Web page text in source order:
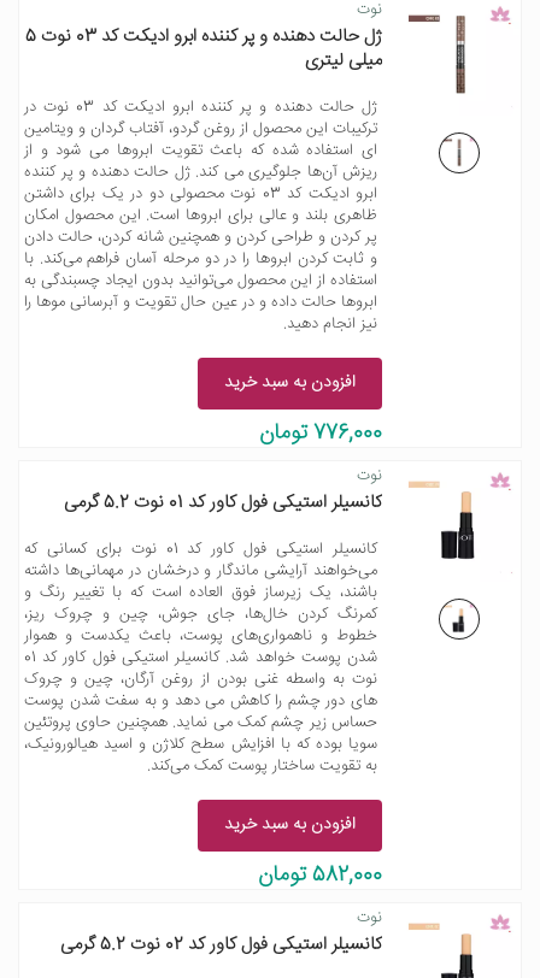
نوت
ژل حالت دهنده و پر کننده ابرو ادیکت کد 03 نوت 5
میلی لیتری
ژل حالت دهنده و پر کننده ابرو ادیکت کد 03 نوت در
ترکیبات این محصول از روغن گردو، آفتاب گردان و ویتامین
ای استفاده شده که باعث تقویت ابروها می شود و از
ریزش آن‌ها جلوگیری می کند. ژل حالت دهنده و پر کننده
ابرو ادیکت کد 03 نوت محصولی دو در یک برای داشتن
ظاهری بلند و عالی برای ابروها است. این محصول امکان
پر کردن و طراحی کردن و همچنین شانه کردن، حالت دادن
و ثابت کردن ابروها را در دو مرحله آسان فراهم می‌کند. با
استفاده از این محصول می‌توانید بدون ایجاد چسبندگی به
ابروها حالت داده و در عین حال تقویت و آبرسانی موها را
نیز انجام دهید.
افزودن به سبد خرید
776,000 تومان
نوت
کانسیلر استیکی فول کاور کد 01 نوت 5.2 گرمی
کانسیلر استیکی فول کاور کد 01 نوت برای کسانی که
می‌خواهند آرایشی ماندگار و درخشان در مهمانی‌ها داشته
باشند، یک زیرساز فوق العاده است که با تغییر رنگ و
کمرنگ کردن خال‌ها، جای جوش، چین و چروک ریز،
خطوط و ناهمواری‌های پوست، باعث یکدست و هموار
شدن پوست خواهد شد. کانسیلر استیکی فول کاور کد 01
نوت به واسطه غنی بودن از روغن آرگان، چین و چروک
های دور چشم را کاهش می دهد و به سفت شدن پوست
حساس زیر چشم کمک می نماید. همچنین حاوی پروتئین
سویا بوده که با افزایش سطح کلاژن و اسید هیالورونیک،
به تقویت ساختار پوست کمک می‌کند.
افزودن به سبد خرید
582,000 تومان
نوت
کانسیلر استیکی فول کاور کد 02 نوت 5.2 گرمی